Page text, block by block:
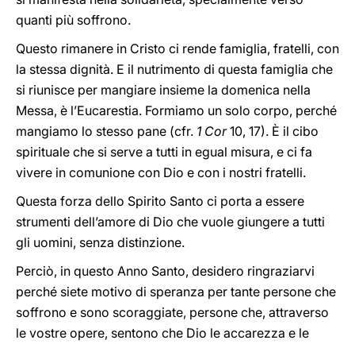
quanti più soffrono.
Questo rimanere in Cristo ci rende famiglia, fratelli, con
la stessa dignità. E il nutrimento di questa famiglia che
si riunisce per mangiare insieme la domenica nella
Messa, è l’Eucarestia. Formiamo un solo corpo, perché
mangiamo lo stesso pane (cfr. 1 Cor10, 17). È il cibo
spirituale che si serve a tutti in egual misura, e ci fa
vivere in comunione con Dio e con i nostri fratelli.
Questa forza dello Spirito Santo ci porta a essere
strumenti dell’amore di Dio che vuole giungere a tutti
gli uomini, senza distinzione.
Perciò, in questo Anno Santo, desidero ringraziarvi
perché siete motivo di speranza per tante persone che
soffrono e sono scoraggiate, persone che, attraverso
le vostre opere, sentono che Dio le accarezza e le